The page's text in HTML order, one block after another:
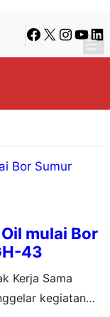
Facebook
X Instagram
mulai Bor
43
Kerja Sama
kegiatan